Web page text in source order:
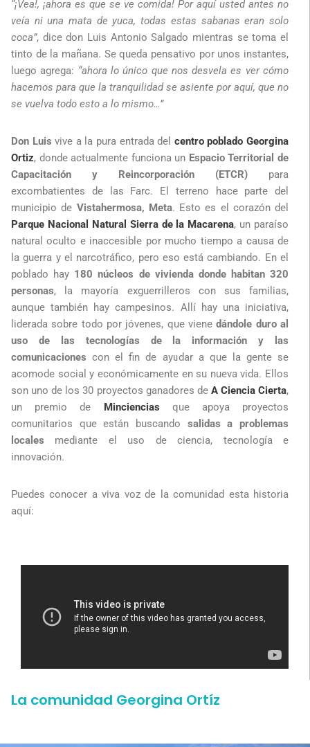
“¡Vea!, ¡ahora es que se ve comida! Por aquí usted antes no
veía ni una mata de yuca, todas estas sabanas eran solo
coca”, dice don Luis Antonio Salgado mientras se toma el
tinto de la mañana. Se queda pensativo por unos instantes,
luego agrega: “ahora lo único que nos desvela es ver cómo
hacemos para que la tranquilidad se asiente por aquí, que no
se vuelva todo esto a lo mismo…”
Don Luis vive a la pura entrada del centro poblado Georgina
Ortiz, donde actualmente funciona un Espacio Territorial de
Capacitación y Reincorporación (ETCR) para
excombatientes de las Farc. El terreno hace parte del
municipio de Vistahermosa, Meta. Esto es el corazón del
Parque Nacional Natural Sierra de la Macarena, un paraíso
natural oculto e inaccesible por mucho tiempo a causa de
la guerra y el narcotráfico, pero eso está cambiando. En el
poblado hay 180 núcleos de vivienda donde habitan 320
personas, la mayoría exguerrilleros con sus familias,
aunque también hay campesinos. Allí hay una iniciativa,
liderada sobre todo por jóvenes, que vienedándole duro al
uso de las tecnologías de la información y las
comunicaciones con el fin de ayudar a que la gente se
acomode social y económicamente en su nueva vida. Ellos
son uno de los 30 proyectos ganadores de A Ciencia Cierta,
un premio de Minciencias que apoya proyectos
comunitarios que están buscando salidas a problemas
locales mediante el uso de ciencia, tecnología e
innovación.
Puedes conocer a viva voz de la comunidad esta historia
aquí:
La comunidad Georgina Ortíz